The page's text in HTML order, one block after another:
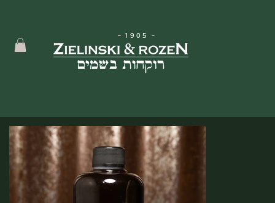
- 1905 -